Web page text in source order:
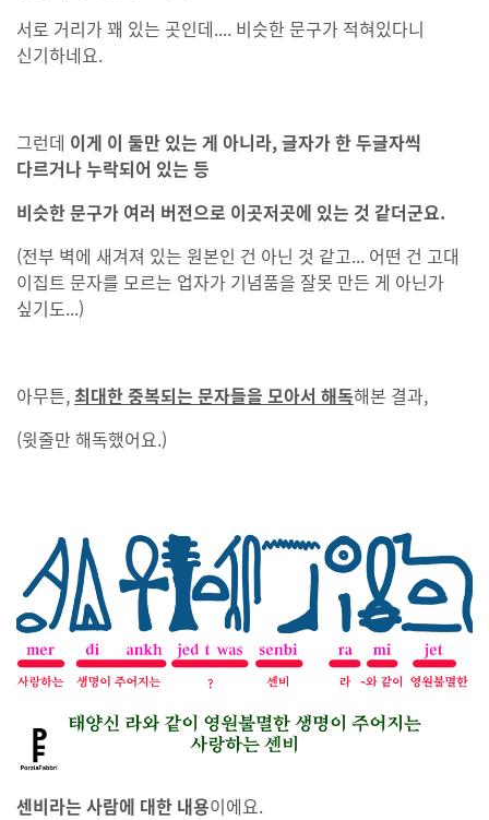
서로 거리가 꽤 있는 곳인데.... 비슷한 문구가 적혀있다니
신기하네요.
그런데 이게 이 둘만 있는 게 아니라, 글자가 한 두글자씩
다르거나 누락되어 있는 등
비슷한 문구가 여러 버전으로 이곳저곳에 있는 것 같더군요.
(전부 벽에 새겨져 있는 원본인 건 아닌 것 같고... 어떤 건 고대
이집트 문자를 모르는 업자가 기념품을 잘못 만든 게 아닌가
싶기도...)
아무튼,최대한 중복되는 문자들을 모아서 해독해본 결과,
(윗줄만 해독했어요.)
센비라는 사람에 대한 내용이에요.